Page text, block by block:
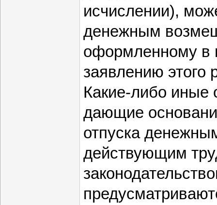
исчислении),
денежным
оформленному в
заявлению этого
Какие-либо иные
дающие
отпуска
действующим